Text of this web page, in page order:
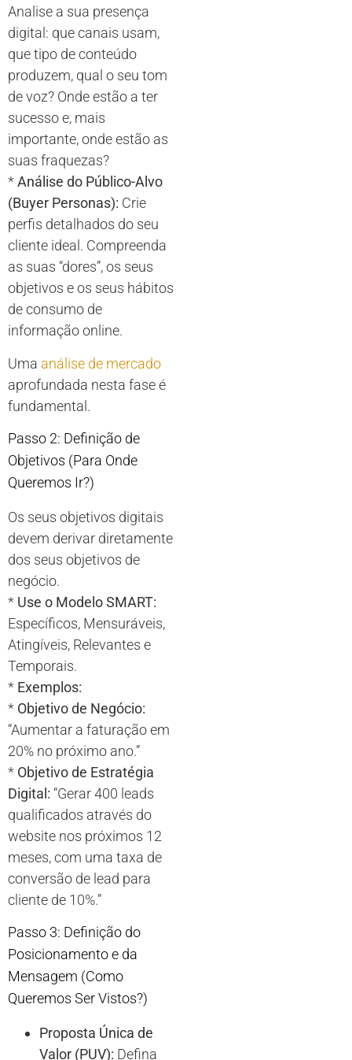
Analise a sua presença
digital: que canais usam,
que tipo de conteúdo
produzem, qual o seu tom
de voz? Onde estão a ter
sucesso e, mais
importante, onde estão as
suas fraquezas?
*Análise do Público-Alvo
(Buyer Personas): Crie
perfis detalhados do seu
cliente ideal. Compreenda
as suas “dores”, os seus
objetivos e os seus hábitos
de consumo de
informação online.
Uma análise de mercado
aprofundada nesta fase é
fundamental.
Passo 2: Definição de
Objetivos (Para Onde
Queremos Ir?)
Os seus objetivos digitais
devem derivar diretamente
dos seus objetivos de
negócio.
* Use o Modelo SMART:
Específicos, Mensuráveis,
Atingíveis, Relevantes e
Temporais.
* Exemplos:
* Objetivo de Negócio:
“Aumentar a faturação em
20% no próximo ano.”
* Objetivo de Estratégia
Digital: “Gerar 400 leads
qualificados através do
website nos próximos 12
meses, com uma taxa de
conversão de lead para
cliente de 10%.”
Passo 3: Definição do
Posicionamento e da
Mensagem (Como
Queremos Ser Vistos?)
Proposta Única de
Valor (PUV): Defina